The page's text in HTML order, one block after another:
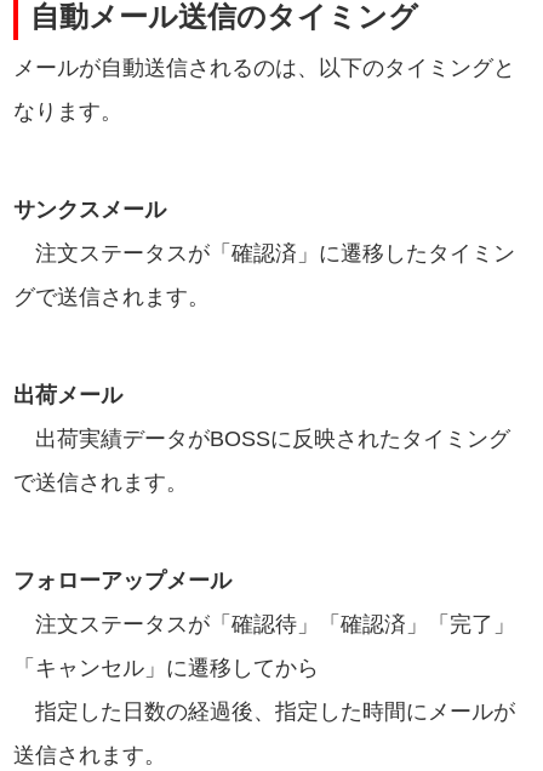
自動メール送信のタイミング
メールが自動送信されるのは、以下のタイミングと
なります。
サンクスメール
注文ステータスが「確認済」に遷移したタイミン
グで送信されます。
出荷メール
出荷実績データがBOSSに反映されたタイミング
で送信されます。
フォローアップメール
注文ステータスが「確認待」「確認済」「完了」
「キャンセル」に遷移してから
指定した日数の経過後、指定した時間にメールが
送信されます。